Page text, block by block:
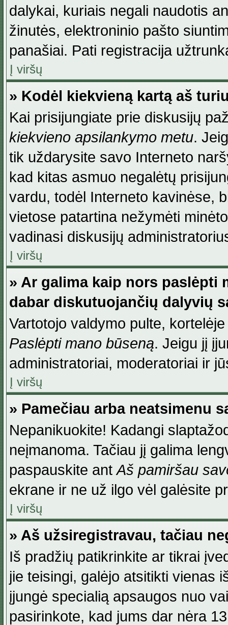
dalykai, kuriais negali naudotis
žinutės, elektroninio pašto
panašiai. Pati registracija
Į viršų
» Kodėl kiekvieną kartą aš
Kai prisijungiate prie diskusijų
kiekvieno apsilankymo metu.
tik uždarysite savo Interneto
kad kitas asmuo negalėtų
vardu, todėl Interneto kavinėse,
vietose patartina nežymėti
vadinasi diskusijų
Į viršų
» Ar galima kaip nors paslėpti
dabar diskutuojančių dalyvių
Vartotojo valdymo pulte,
Paslėpti mano būseną. Jeigu jį
administratoriai, moderatoriai ir
Į viršų
» Pamečiau arba neatsimenu
Nepanikuokite! Kadangi
neįmanoma. Tačiau jį galima
paspauskite antAš pamiršau
ekrane ir ne už ilgo vėl galėsite
Į viršų
» Aš užsiregistravau, tačiau
Iš pradžių patikrinkite ar tikrai
jie teisingi, galėjo atsitikti vienas
įjungė specialią apsaugos nuo
pasirinkote, kad jums dar nėra